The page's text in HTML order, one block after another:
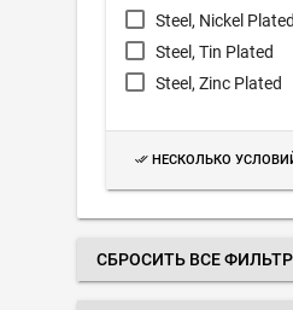
Steel, Nickel Plated
Steel, Tin Plated
Steel, Zinc Plated
НЕСКОЛЬКО
СБРОСИТЬ ВСЕ